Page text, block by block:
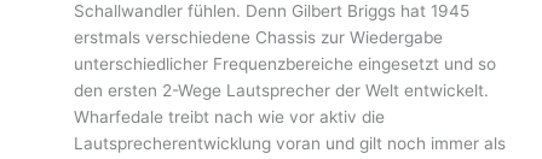
Schallwandler fühlen. Denn Gilbert Briggs hat 1945
erstmals verschiedene Chassis zur Wiedergabe
unterschiedlicher Frequenzbereiche eingesetzt und so
den ersten 2-Wege Lautsprecher der Welt entwickelt.
Wharfedale treibt nach wie vor aktiv die
Lautsprecherentwicklung voran und gilt noch immer als